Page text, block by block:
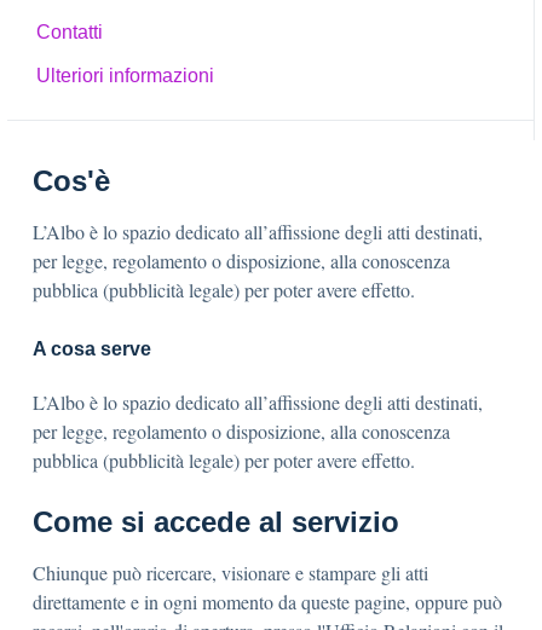
Contatti
Ulteriori informazioni
Cos'è
L’Albo è lo spazio dedicato all’affissione degli atti destinati,
per legge, regolamento o disposizione, alla conoscenza
pubblica (pubblicità legale) per poter avere effetto.
A cosa serve
L’Albo è lo spazio dedicato all’affissione degli atti destinati,
per legge, regolamento o disposizione, alla conoscenza
pubblica (pubblicità legale) per poter avere effetto.
Come si accede al servizio
Chiunque può ricercare, visionare e stampare gli atti
direttamente e in ogni momento da queste pagine, oppure può